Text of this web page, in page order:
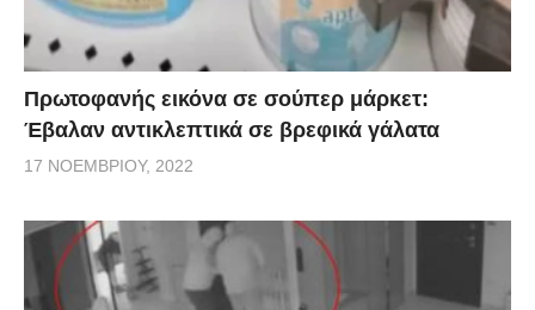
Πρωτοφανής εικόνα σε σούπερ μάρκετ:
Έβαλαν αντικλεπτικά σε βρεφικά γάλατα
17 ΝΟΕΜΒΡΊΟΥ, 2022